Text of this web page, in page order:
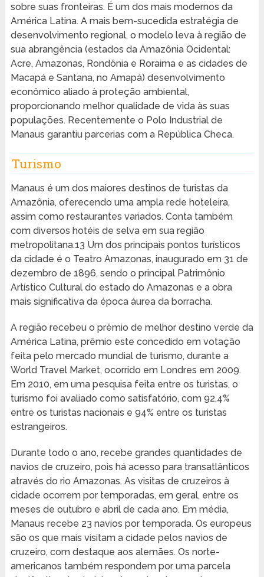
sobre suas fronteiras. É um dos mais modernos da
América Latina. A mais bem-sucedida estratégia de
desenvolvimento regional, o modelo leva à região de
sua abrangência (estados da Amazônia Ocidental:
Acre, Amazonas, Rondônia e Roraima e as cidades de
Macapá e Santana, no Amapá) desenvolvimento
econômico aliado à proteção ambiental,
proporcionando melhor qualidade de vida às suas
populações. Recentemente o Polo Industrial de
Manaus garantiu parcerias com a República Checa.
Turismo
Manaus é um dos maiores destinos de turistas da
Amazônia, oferecendo uma ampla rede hoteleira,
assim como restaurantes variados. Conta também
com diversos hotéis de selva em sua região
metropolitana.13 Um dos principais pontos turísticos
da cidade é o Teatro Amazonas, inaugurado em 31 de
dezembro de 1896, sendo o principal Patrimônio
Artístico Cultural do estado do Amazonas e a obra
mais significativa da época áurea da borracha.
A região recebeu o prêmio de melhor destino verde da
América Latina, prêmio este concedido em votação
feita pelo mercado mundial de turismo, durante a
World Travel Market, ocorrido em Londres em 2009.
Em 2010, em uma pesquisa feita entre os turistas, o
turismo foi avaliado como satisfatório, com 92,4%
entre os turistas nacionais e 94% entre os turistas
estrangeiros.
Durante todo o ano, recebe grandes quantidades de
navios de cruzeiro, pois há acesso para transatlânticos
através do rio Amazonas. As visitas de cruzeiros à
cidade ocorrem por temporadas, em geral, entre os
meses de outubro e abril de cada ano. Em média,
Manaus recebe 23 navios por temporada. Os europeus
são os que mais visitam a cidade pelos navios de
cruzeiro, com destaque aos alemães. Os norte-
americanos também respondem por uma parcela